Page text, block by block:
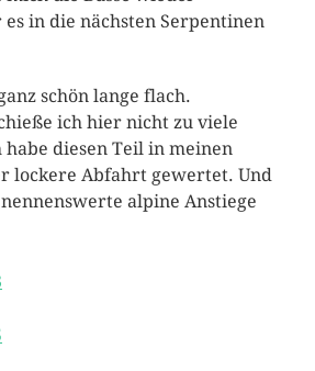
in die nächsten Serpentinen
schön lange flach.
ich hier nicht zu viele
diesen Teil in meinen
lockere Abfahrt gewertet. Und
alpine Anstiege